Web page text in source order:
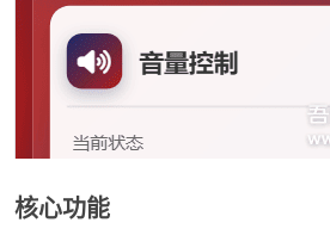
核心功能